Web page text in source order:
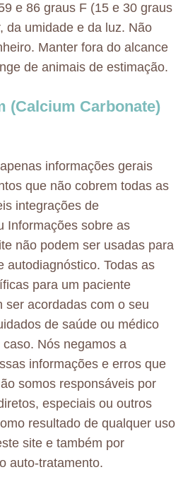
e 86 graus F (15 e 30 graus
da umidade e da luz. Não
Manter fora do alcance
de animais de estimação.
(Calcium Carbonate)
informações gerais
que não cobrem todas as
integrações de
Informações sobre as
não podem ser usadas para
autodiagnóstico. Todas as
para um paciente
ser acordadas com o seu
de saúde ou médico
Nós negamos a
informações e erros que
somos responsáveis por
especiais ou outros
resultado de qualquer uso
site e também por
auto-tratamento.